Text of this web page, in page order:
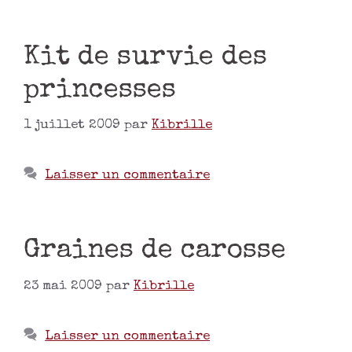
Kit de survie des
princesses
1 juillet 2009 par Kibrille
Laisser un commentaire
Graines de carosse
23 mai 2009 par Kibrille
Laisser un commentaire